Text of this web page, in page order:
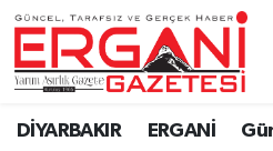
DİYARBAKIR ERGANİ
DİYARBAKIR
BİSMİL
BAĞLAR
ERGANİ
Ergani Nöbetçi
Ergani Hava Durumu